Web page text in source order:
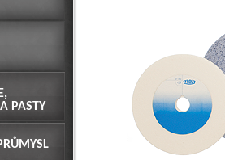
PASTY